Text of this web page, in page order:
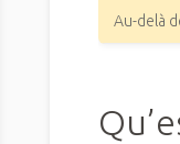
Au-delà